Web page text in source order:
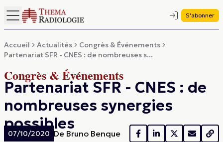
S'abonner
Accueil Actualités
Congrès & Événements
Partenariat SFR - CNES : de nombreuses s...
Congrès & Événements
Partenariat SFR - CNES : de
nombreuses synergies
possibles
07/10/2020 De Bruno Benque